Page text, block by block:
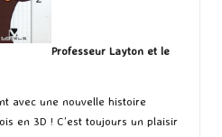
Professeur Layton et le
avec une nouvelle histoire
en 3D ! C’est toujours un plaisir